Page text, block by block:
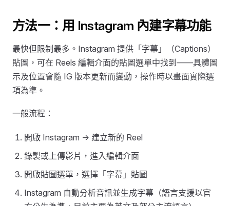
方法一：用 Instagram 內建字幕功能
最快但限制最多。Instagram 提供「字幕」（Captions）
貼圖，可在 Reels 編輯介面的貼圖選單中找到——具體圖
示及位置會隨 IG 版本更新而變動，操作時以畫面實際選
項為準。
一般流程：
開啟 Instagram → 建立新的 Reel
錄製或上傳影片，進入編輯介面
開啟貼圖選單，選擇「字幕」貼圖
Instagram 自動分析音訊並生成字幕（語言支援以官